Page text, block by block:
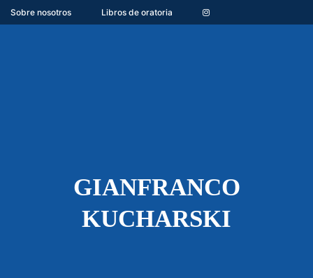
Sobre nosotros Libros de oratoria
GIANFRANCO
KUCHARSKI